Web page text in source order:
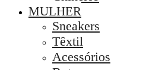
MULHER
Sneakers
Têxtil
Acessórios